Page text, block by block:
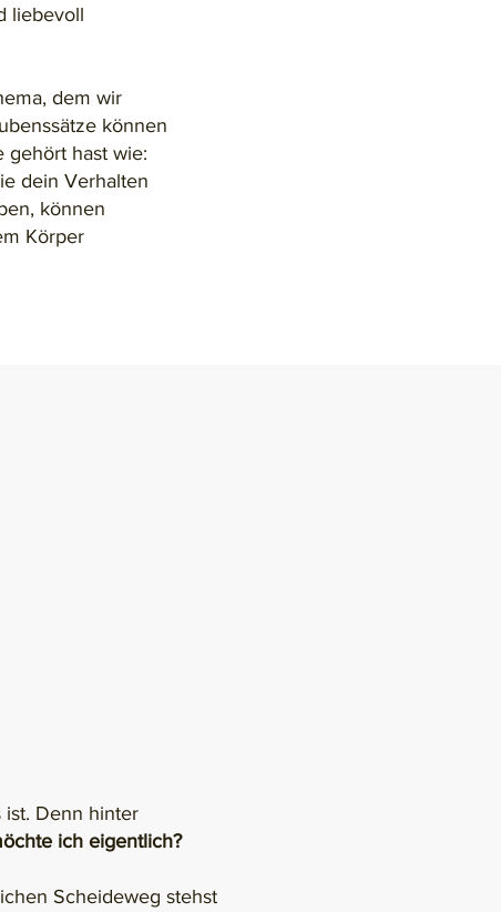
liebevoll
dem wir
können
gehört hast wie:
dein Verhalten
können
Körper
ist. Denn hinter
ich eigentlich?
Scheideweg stehst